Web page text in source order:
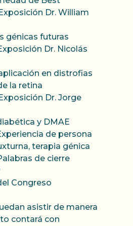
Dr. William
génicas futuras
Dr. Nicolás
en distrofias
la retina
Dr. Jorge
y DMAE
de persona
terapia génica
de cierre
Congreso
asistir de manera
contará con